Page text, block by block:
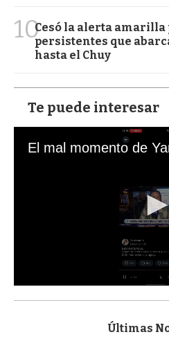
10Cesó la alerta
persistentes que
hasta el Chuy
Te puede interesar
s
Últimas